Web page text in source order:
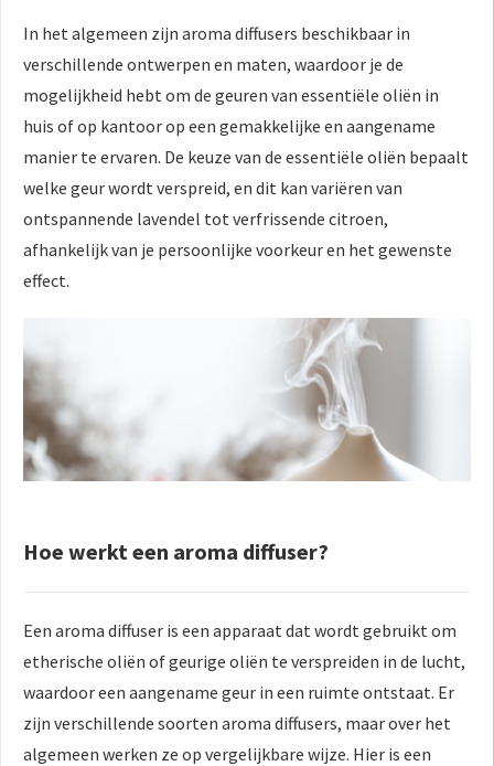
In het algemeen zijn aroma diffusers beschikbaar in
verschillende ontwerpen en maten, waardoor je de
mogelijkheid hebt om de geuren van essentiële oliën in
huis of op kantoor op een gemakkelijke en aangename
manier te ervaren. De keuze van de essentiële oliën bepaalt
welke geur wordt verspreid, en dit kan variëren van
ontspannende lavendel tot verfrissende citroen,
afhankelijk van je persoonlijke voorkeur en het gewenste
effect.
Hoe werkt een aroma diffuser?
Een aroma diffuser is een apparaat dat wordt gebruikt om
etherische oliën of geurige oliën te verspreiden in de lucht,
waardoor een aangename geur in een ruimte ontstaat. Er
zijn verschillende soorten aroma diffusers, maar over het
algemeen werken ze op vergelijkbare wijze. Hier is een